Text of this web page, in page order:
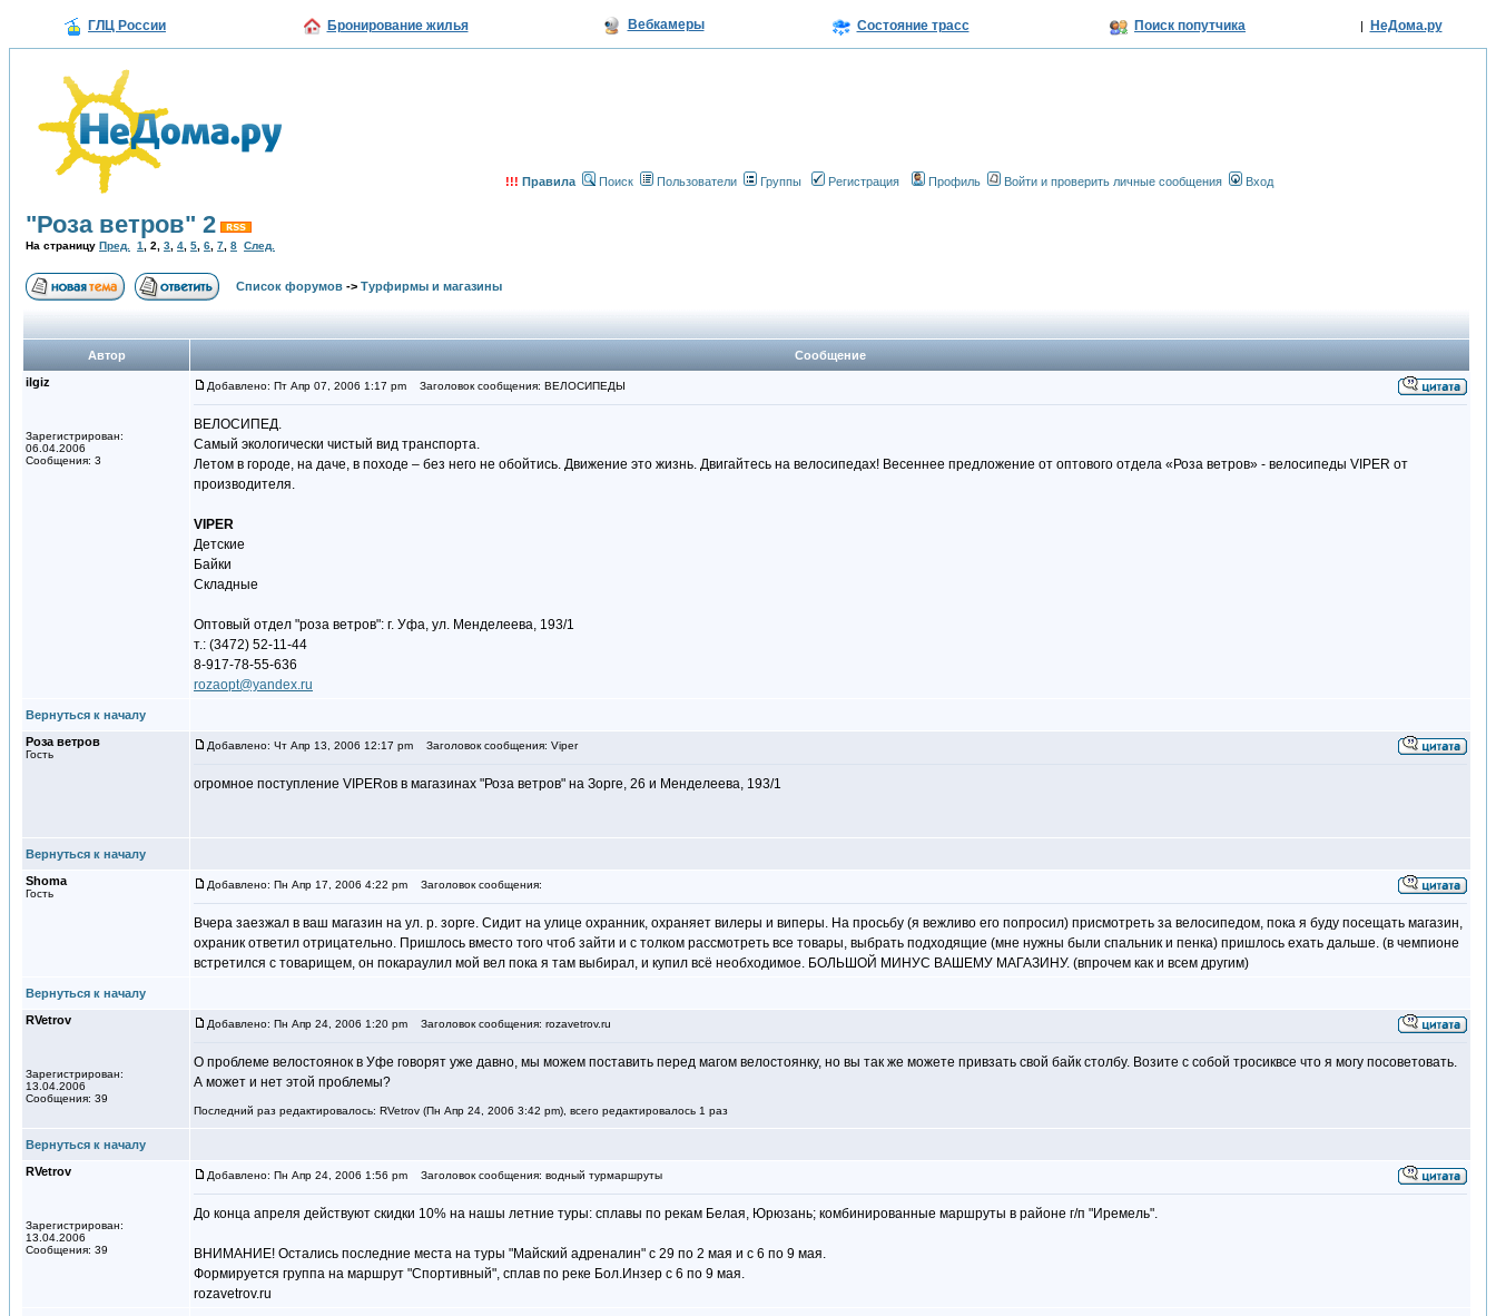
ГЛЦ России Бронирование жилья Вебкамеры Состояние трасс Поиск попутчика | НеДома.ру
!!! Правила Поиск Пользователи Группы Регистрация Профиль Войти и проверить личные сообщения Вход
"Роза ветров" 2
На страницу Пред. 1 2 3 4 5 6 7 8 След.
Список форумов -> Турфирмы и магазины
Автор
Сообщение
ilgiz
Зарегистрирован:
06.04.2006
Сообщения: 3
Добавлено: Пт Апр 07, 2006 1:17 pm Заголовок сообщения: ВЕЛОСИПЕДЫ
ВЕЛОСИПЕД.
Самый экологически чистый вид транспорта.
Летом в городе, на даче, в походе – без него не обойтись. Движение это жизнь. Двигайтесь на велосипедах! Весеннее предложение от оптового отдела «Роза ветров» - велосипеды VIPER от
производителя.
VIPER
Детские
Байки
Складные
Оптовый отдел "роза ветров": г. Уфа, ул. Менделеева, 193/1
т.: (3472) 52-11-44
8-917-78-55-636
rozaopt@yandex.ru
Вернуться к началу
Роза ветров
Гость
Добавлено: Чт Апр 13, 2006 12:17 pm Заголовок сообщения: Viper
огромное поступление VIPERов в магазинах "Роза ветров" на Зорге, 26 и Менделеева, 193/1
Вернуться к началу
Shoma
Гость
Добавлено: Пн Апр 17, 2006 4:22 pm Заголовок сообщения:
Вчера заезжал в ваш магазин на ул. р. зорге. Сидит на улице охранник, охраняет вилеры и виперы. На просьбу (я вежливо его попросил) присмотреть за велосипедом, пока я буду посещать магазин,
охраник ответил отрицательно. Пришлось вместо того чтоб зайти и с толком рассмотреть все товары, выбрать подходящие (мне нужны были спальник и пенка) пришлось ехать дальше. (в чемпионе
встретился с товарищем, он покараулил мой вел пока я там выбирал, и купил всё необходимое. БОЛЬШОЙ МИНУС ВАШЕМУ МАГАЗИНУ. (впрочем как и всем другим)
Вернуться к началу
RVetrov
Зарегистрирован:
13.04.2006
Сообщения: 39
Добавлено: Пн Апр 24, 2006 1:20 pm Заголовок сообщения: rozavetrov.ru
О проблеме велостоянок в Уфе говорят уже давно, мы можем поставить перед магом велостоянку, но вы так же можете привзать свой байк столбу. Возите с собой тросиквсе что я могу посоветовать.
А может и нет этой проблемы?
Последний раз редактировалось: RVetrov (Пн Апр 24, 2006 3:42 pm), всего редактировалось 1 раз
Вернуться к началу
RVetrov
Зарегистрирован:
13.04.2006
Сообщения: 39
Добавлено: Пн Апр 24, 2006 1:56 pm Заголовок сообщения: водный турмаршруты
До конца апреля действуют скидки 10% на нашы летние туры: сплавы по рекам Белая, Юрюзань; комбинированные маршруты в районе г/п "Иремель".
ВНИМАНИЕ! Остались последние места на туры "Майский адреналин" с 29 по 2 мая и с 6 по 9 мая.
Формируется группа на маршрут "Спортивный", сплав по реке Бол.Инзер с 6 по 9 мая.
rozavetrov.ru